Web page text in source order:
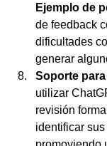
Ejemplo de
de feedback
dificultades
generar
Soporte
utilizar
revisión
identificar